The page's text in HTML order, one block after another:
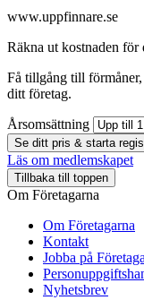
www.uppfinnare.se
Räkna ut kostnaden för
Få tillgång till
ditt företag.
Årsomsättning
Se ditt pris & starta
Läs om medlemskapet
Tillbaka till toppen
Om Företagarna
Om Företagarna
Kontakt
Jobba på
Nyhetsbrev